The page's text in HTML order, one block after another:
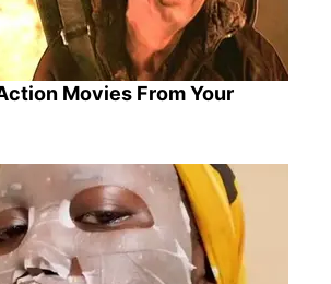
Movies From Your